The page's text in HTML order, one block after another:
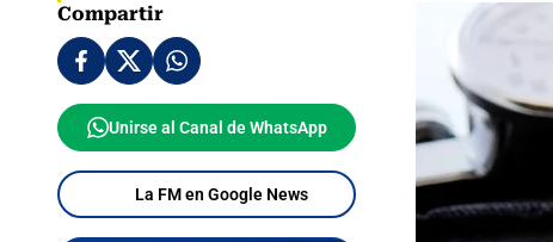
Compartir
Unirse al Canal de WhatsApp
La FM en Google News